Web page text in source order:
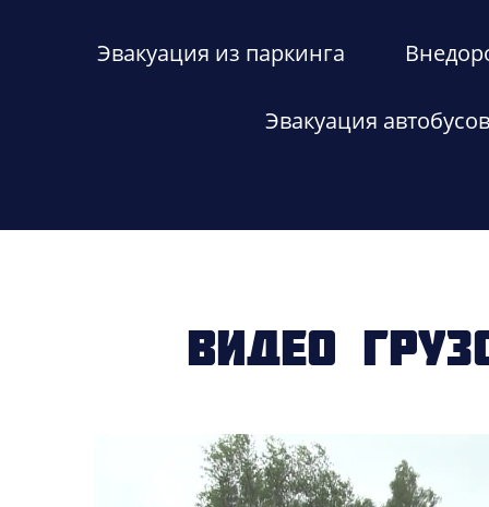
Эвакуация из паркинга
Эвакуация автобусов
Видео